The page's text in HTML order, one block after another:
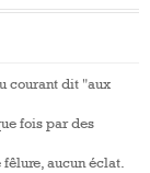
courant dit "aux
fois par des
fêlure, aucun éclat.